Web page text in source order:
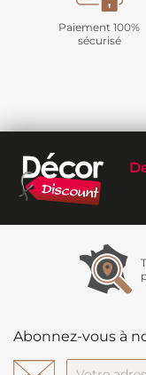
Paiement 100%
sécurisé
Abonnez-vous à